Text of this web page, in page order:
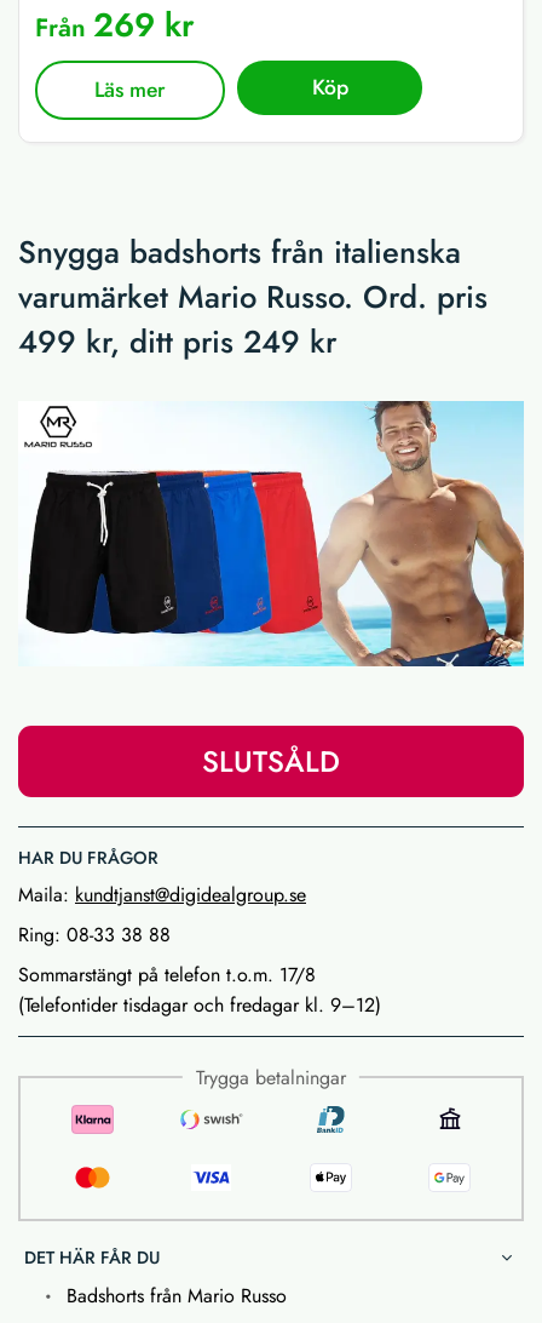
Från 269 kr
Läs mer Köp
Snygga badshorts från italienska
varumärket Mario Russo. Ord. pris
499 kr, ditt pris 249 kr
SLUTSÅLD
HAR DU FRÅGOR
Maila: kundtjanst@digidealgroup.se
Ring: 08-33 38 88
Sommarstängt på telefon t.o.m. 17/8
(Telefontider tisdagar och fredagar kl. 9–12)
Trygga betalningar
DET HÄR FÅR DU
Badshorts från Mario Russo